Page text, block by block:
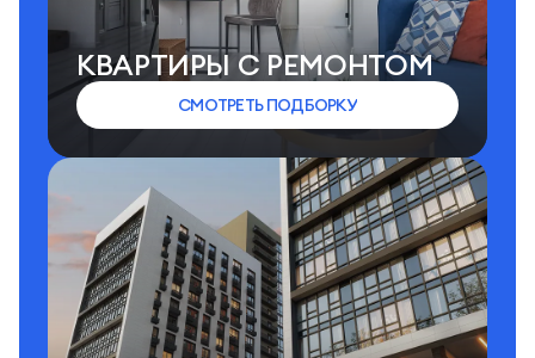
КВАРТИРЫ C РЕМОНТОМ
СМОТРЕТЬ ПОДБОРКУ